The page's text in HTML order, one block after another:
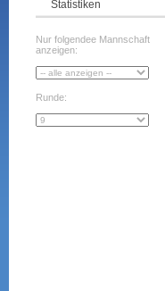
Statistiken
Nur folgendee Mannschaft
anzeigen:
Runde: